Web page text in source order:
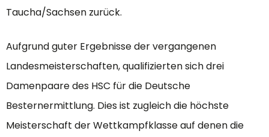
Taucha/Sachsen zurück.
Aufgrund guter Ergebnisse der vergangenen
Landesmeisterschaften, qualifizierten sich drei
Damenpaare des HSC für die Deutsche
Besternermittlung. Dies ist zugleich die höchste
Meisterschaft der Wettkampfklasse auf denen die